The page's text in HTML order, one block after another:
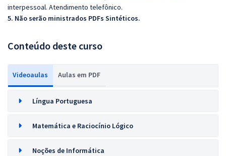
interpessoal. Atendimento telefônico.
5. Não serão ministrados PDFs Sintéticos.
Conteúdo deste curso
Videoaulas Aulas em PDF
Língua Portuguesa
Matemática e Raciocínio Lógico
Noções de Informática